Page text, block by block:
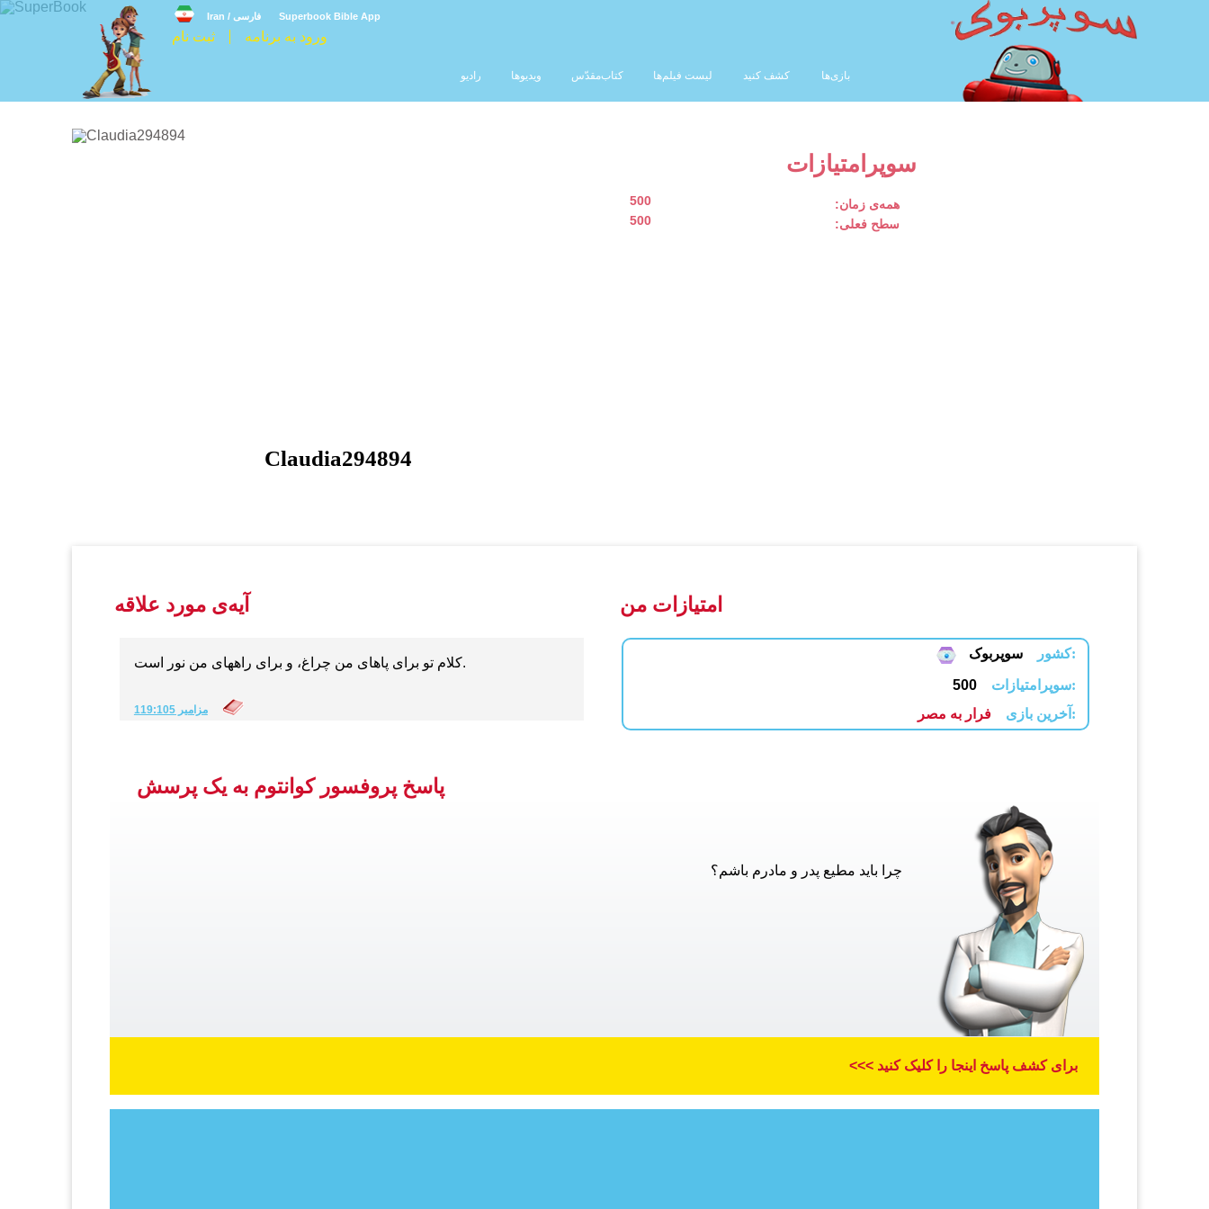
Iran / فارسی Superbook Bible App
ورود به برنامه ثبت نام
بازی‌ها کشف کنید لیست فیلم‌ها کتاب‌مقدّس ویدیوها رادیو
سوپرامتیازات
همه‌ی زمان:
500
سطح فعلی:
500
Claudia294894
امتیازات من
کشور: سوپربوک
سوپرامتیازات:
500
آخرین بازی:
فرار به مصر
آیه‌ی مورد علاقه
کلام تو برای پاهای من چراغ، و برای راههای من نور است.
مزامير 119:105
پاسخ پروفسور کوانتوم به یک پرسش
چرا باید مطیع پدر و مادرم باشم؟
برای کشف پاسخ اینجا را کلیک کنید >>>